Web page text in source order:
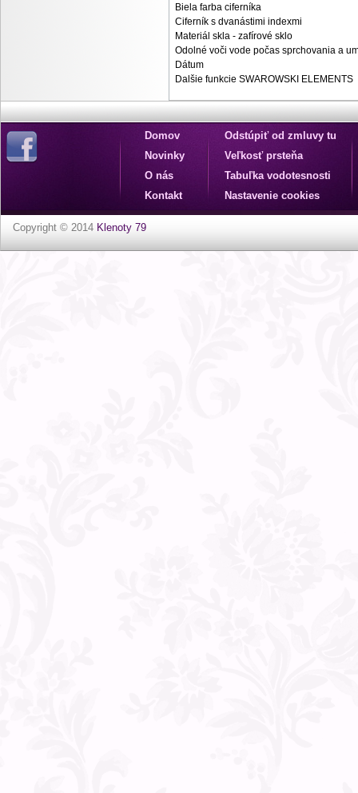
Biela farba ciferníka
Ciferník s dvanástimi indexmi
Materiál skla - zafírové sklo
Odolné voči vode počas sprchovania a
Dátum
Dalšie funkcie SWAROWSKI ELEMENTS
Domov
Novinky
O nás
Kontakt
Odstúpiť od zmluvy tu
Veľkosť prsteňa
Tabuľka vodotesnosti
Nastavenie cookies
Copyright © 2014 Klenoty 79